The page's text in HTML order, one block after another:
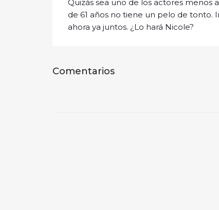
Quizás sea uno de los actores
de 61 años no tiene un pelo de tonto.
ahora ya juntos. ¿Lo hará Nicole?
Comentarios